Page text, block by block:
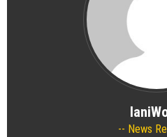
News